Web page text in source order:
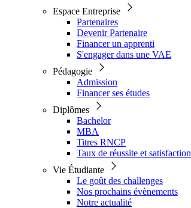
Espace Entreprise
Partenaires
Devenir Partenaire
Financer un apprenti
S'engager dans une VAE
Pédagogie
Admission
Financer ses études
Diplômes
Bachelor
MBA
Titres RNCP
Taux de réussite et satisfaction
Vie Étudiante
Le goût des challenges
Nos prochains évènements
Notre actualité